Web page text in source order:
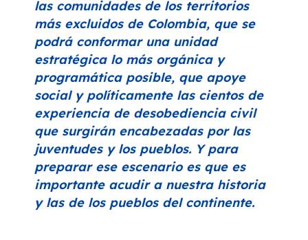
las comunidades de los territorios
más excluidos de Colombia, que se
podrá conformar una unidad
estratégica lo más orgánica y
programática posible, que apoye
social y políticamente las cientos de
experiencia de desobediencia civil
que surgirán encabezadas por las
juventudes y los pueblos. Y para
preparar ese escenario es que es
importante acudir a nuestra historia
y las de los pueblos del continente.